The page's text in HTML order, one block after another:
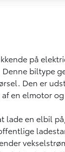
på
biltype
Den er
en elmotor
lade en elbil